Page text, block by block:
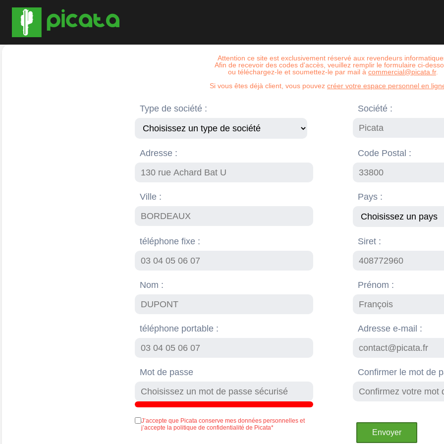
Attention ce site est exclusivement réservé aux revendeurs
Afin de recevoir des codes d'accès, veuillez remplir le formulaire ci-
ou téléchargez-le et soumettez-le par mail à commercial@picata.fr.
Si vous êtes déjà client, vous pouvez créer votre espace personnel en
Type de société : Société :
Adresse : Code Postal :
Ville : Pays :
téléphone fixe : Siret :
Nom : Prénom :
téléphone portable : Adresse e-mail :
Mot de passe Confirmer le mot de
J’accepte que Picata conserve mes données personnelles et
j’accepte la politique de confidentialité de Picata*
Envoyer